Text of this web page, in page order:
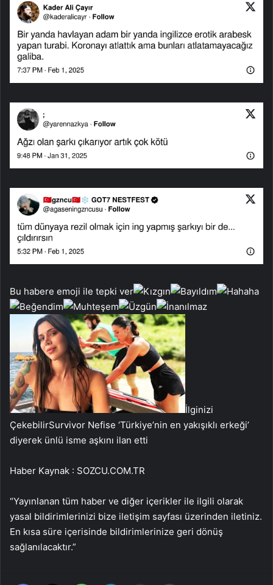
Bu habere emoji ile tepki ver
İlginizi
ÇekebilirSurvivor Nefise ‘Türkiye’nin en yakışıklı erkeği’
diyerek ünlü isme aşkını ilan etti
Haber Kaynak : SOZCU.COM.TR
“Yayınlanan tüm haber ve diğer içerikler ile ilgili olarak
yasal bildirimlerinizi bize iletişim sayfası üzerinden iletiniz.
En kısa süre içerisinde bildirimlerinize geri dönüş
sağlanılacaktır.”